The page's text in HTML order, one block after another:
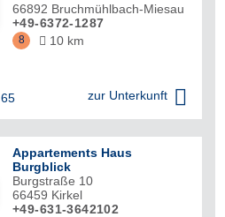
66892 Bruchmühlbach-Miesau
+49-6372-1287
8  10 km
65 zur Unterkunft 
Appartements Haus
Burgblick
Burgstraße 10
66459 Kirkel
+49-631-3642102